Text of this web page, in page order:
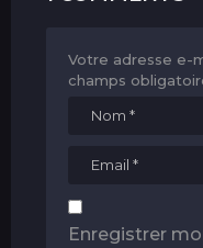
Votre adresse e-
champs
Enregistrer